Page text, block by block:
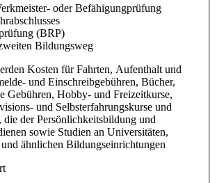
oder Befähigungprüfung
(BRP)
Bildungsweg
Kosten für Fahrten, Aufenthalt und
und Einschreibgebühren, Bücher,
Gebühren, Hobby- und Freizeitkurse,
und Selbsterfahrungskurse und
der Persönlichkeitsbildung und
sowie Studien an Universitäten,
ähnlichen Bildungseinrichtungen